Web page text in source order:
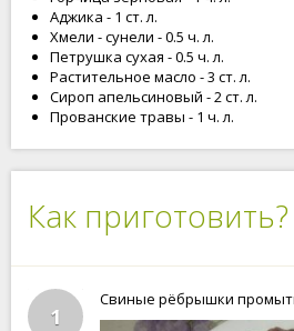
Аджика - 1 ст. л.
Хмели - сунели - 0.5 ч. л.
Петрушка сухая - 0.5 ч. л.
Растительное масло - 3 ст. л.
Сироп апельсиновый - 2 ст. л.
Прованские травы - 1 ч. л.
Как приготовить?
1
Свиные рёбрышки